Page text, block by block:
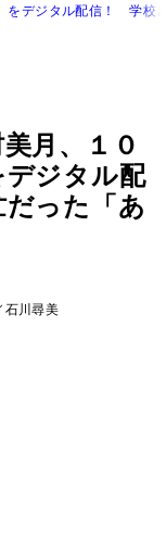
をデジタル配信！ 学校
月、１０
デジタル配
った「あ
川尋美